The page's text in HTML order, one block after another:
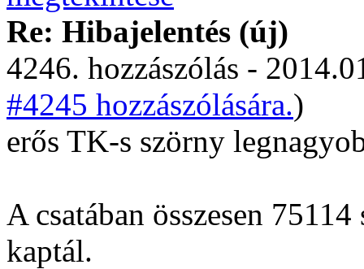
Re: Hibajelentés (új)
4246. hozzászólás -
#4245 hozzászólására.)
erős TK-s szörny
A csatában összesen
kaptál.